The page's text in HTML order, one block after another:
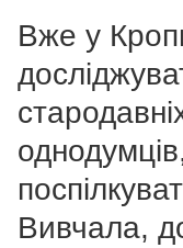
Вже у
Вивчала,